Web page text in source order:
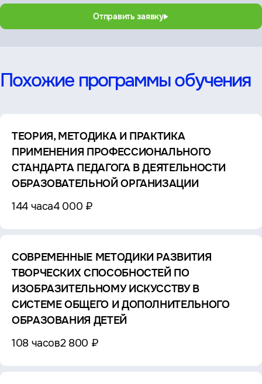
Отправить заявку
Похожие программы обучения
ТЕОРИЯ, МЕТОДИКА И ПРАКТИКА
ПРИМЕНЕНИЯ ПРОФЕССИОНАЛЬНОГО
СТАНДАРТА ПЕДАГОГА В ДЕЯТЕЛЬНОСТИ
ОБРАЗОВАТЕЛЬНОЙ ОРГАНИЗАЦИИ
144 часа4 000 ₽
СОВРЕМЕННЫЕ МЕТОДИКИ РАЗВИТИЯ
ТВОРЧЕСКИХ СПОСОБНОСТЕЙ ПО
ИЗОБРАЗИТЕЛЬНОМУ ИСКУССТВУ В
СИСТЕМЕ ОБЩЕГО И ДОПОЛНИТЕЛЬНОГО
ОБРАЗОВАНИЯ ДЕТЕЙ
108 часов2 800 ₽